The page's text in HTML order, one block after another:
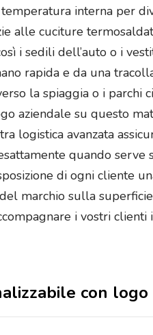
interna per
alle cuciture
i sedili dell’auto o i
rapida e da una
la spiaggia o i parchi
aziendale su questo
logistica avanzata
quando serve
di ogni cliente
marchio sulla
i vostri
con logo